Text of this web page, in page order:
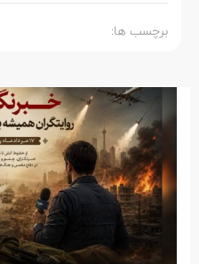
برچسب ها: